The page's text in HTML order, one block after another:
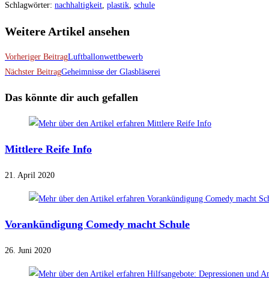
Schlagwörter: nachhaltigkeit, plastik, schule
Weitere Artikel ansehen
Vorheriger BeitragLuftballonwettbewerb
Nächster BeitragGeheimnisse der Glasbläserei
Das könnte dir auch gefallen
Mittlere Reife Info
21. April 2020
Vorankündigung Comedy macht Schule
26. Juni 2020